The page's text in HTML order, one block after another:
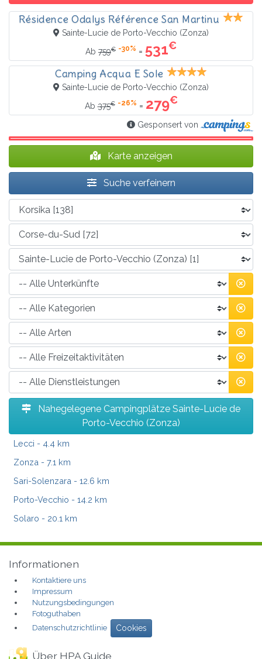
Résidence Odalys Référence San Martinu
Sainte-Lucie de Porto-Vecchio (Zonza)
Ab 759€ -30% = 531€
Camping Acqua E Sole
Sainte-Lucie de Porto-Vecchio (Zonza)
Ab375€ -26% = 279€
Gesponsert von
Karte anzeigen
Suche verfeinern
Nahegelegene Campingplätze Sainte-Lucie de
Porto-Vecchio (Zonza)
Lecci - 4.4 km
Zonza - 7.1 km
Sari-Solenzara - 12.6 km
Porto-Vecchio - 14.2 km
Solaro - 20.1 km
Informationen
Kontaktiere uns
Impressum
Nutzungsbedingungen
Fotoguthaben
Datenschutzrichtlinie
Cookies
Über HPA Guide